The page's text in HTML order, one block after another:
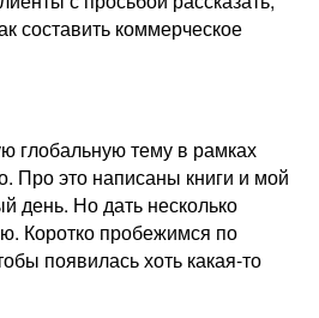
составить коммерческое
глобальную тему в рамках
Про это написаны книги и мой
день. Но дать несколько
Коротко пробежимся по
появилась хоть какая-то